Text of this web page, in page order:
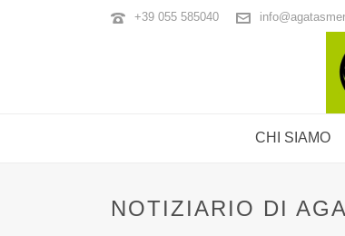
+39 055 585040
CHI SIAMO
NOTIZIARIO DI